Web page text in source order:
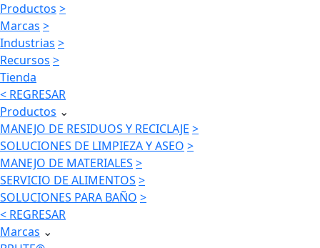
Productos >
Marcas >
Industrias >
Recursos >
Tienda
< REGRESAR
Productos ⌄
MANEJO DE RESIDUOS Y RECICLAJE >
SOLUCIONES DE LIMPIEZA Y ASEO >
MANEJO DE MATERIALES >
SERVICIO DE ALIMENTOS >
SOLUCIONES PARA BAÑO >
< REGRESAR
Marcas ⌄